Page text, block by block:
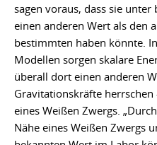
sagen voraus, dass sie
einen anderen Wert als den
bestimmten haben könnte.
Modellen sorgen skalare
überall dort einen anderen
Gravitationskräfte
eines Weißen Zwergs.
Nähe eines Weißen Zwergs